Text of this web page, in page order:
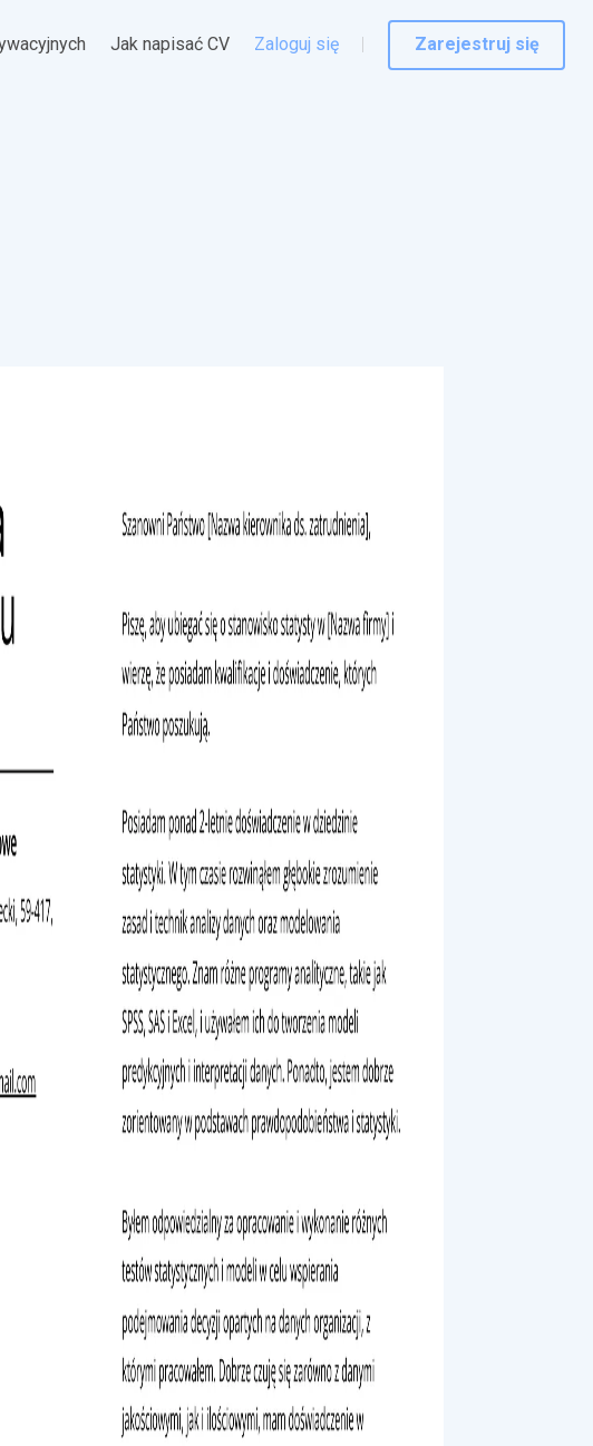
Jak napisać CV Zaloguj się Zarejestruj się